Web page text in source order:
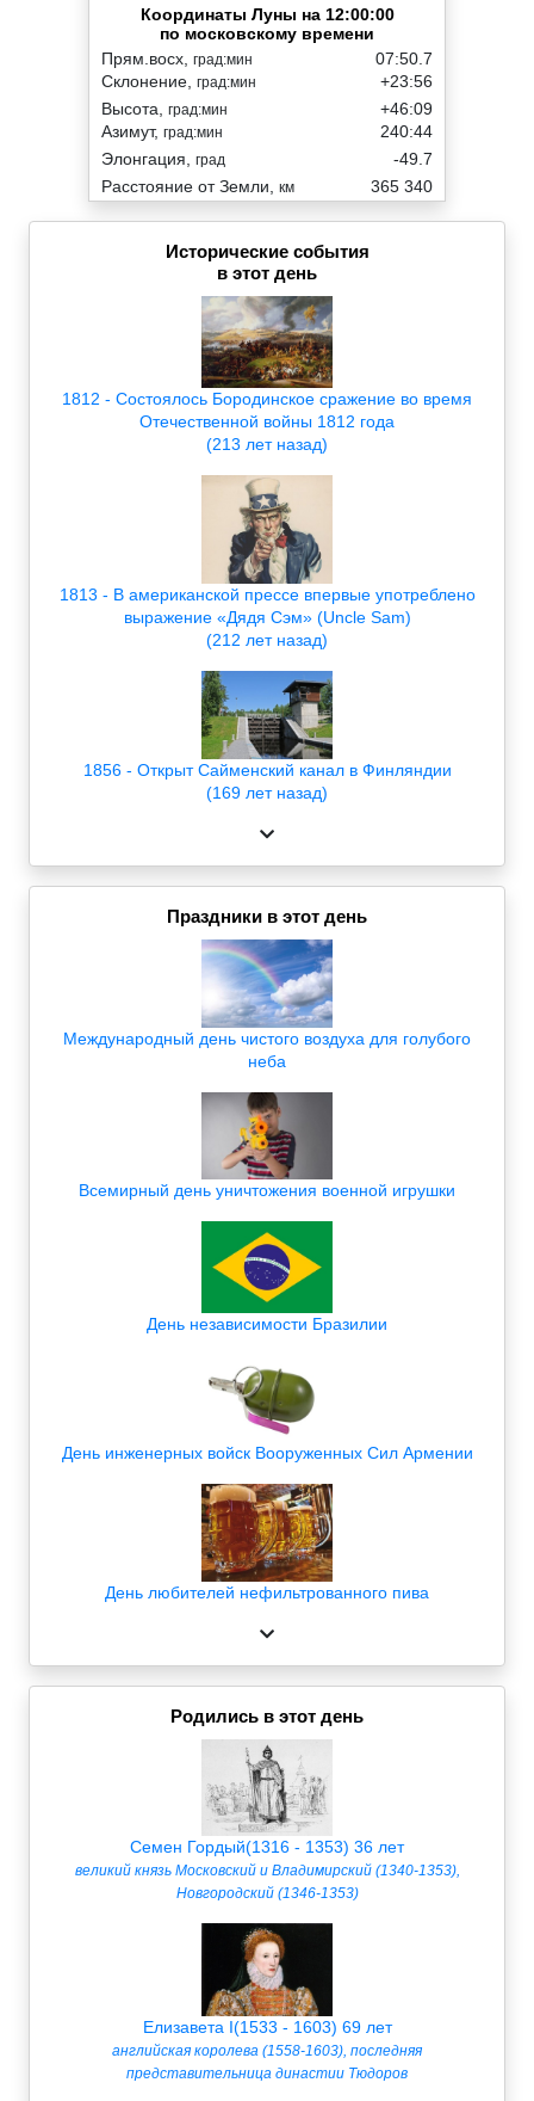
Координаты Луны на 12:00:00
по московскому времени
Прям.восх, град:мин
Склонение, град:мин
07:50.7
+23:56
Высота, град:мин
Азимут, град:мин
+46:09
240:44
Элонгация, град
-49.7
Расстояние от Земли, км 365 340
Исторические события
в этот день
1812 - Состоялось Бородинское сражение во время
Отечественной войны 1812 года
(213 лет назад)
1813 - В американской прессе впервые употреблено
выражение «Дядя Сэм» (Uncle Sam)
(212 лет назад)
1856 - Открыт Сайменский канал в Финляндии
(169 лет назад)
Праздники в этот день
Международный день чистого воздуха для голубого
неба
Всемирный день уничтожения военной игрушки
День независимости Бразилии
День инженерных войск Вооруженных Сил Армении
День любителей нефильтрованного пива
Родились в этот день
Семен Гордый(1316 - 1353) 36 лет
великий князь Московский и Владимирский (1340-1353),
Новгородский (1346-1353)
Елизавета I(1533 - 1603) 69 лет
английская королева (1558-1603), последняя
представительница династии Тюдоров